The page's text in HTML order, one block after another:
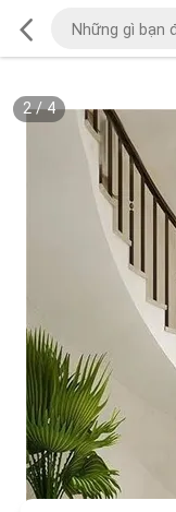
2/4